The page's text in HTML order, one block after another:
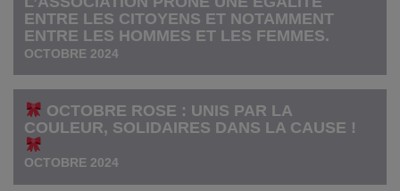
ENTRE LES CITOYENS ET NOTAMMENT
ENTRE LES HOMMES ET LES FEMMES.
OCTOBRE 2024
OCTOBRE ROSE : UNIS PAR LA
COULEUR, SOLIDAIRES DANS LA CAUSE !
OCTOBRE 2024